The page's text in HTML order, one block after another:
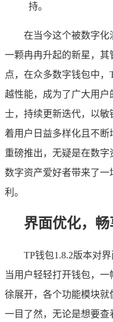
持。
在当今这个被数字化
一颗冉冉升起的新星，
点，在众多数字钱包中
越性能，成为了广大用户
士，持续更新迭代，以敏
着用户日益多样化且不断
重磅推出，无疑是在数
数字资产爱好者带来了
利。
界面优化，
TP钱包1.8.2版本对
当用户轻轻打开钱包，
徐展开，各个功能模块就
一目了然，无论是想要查